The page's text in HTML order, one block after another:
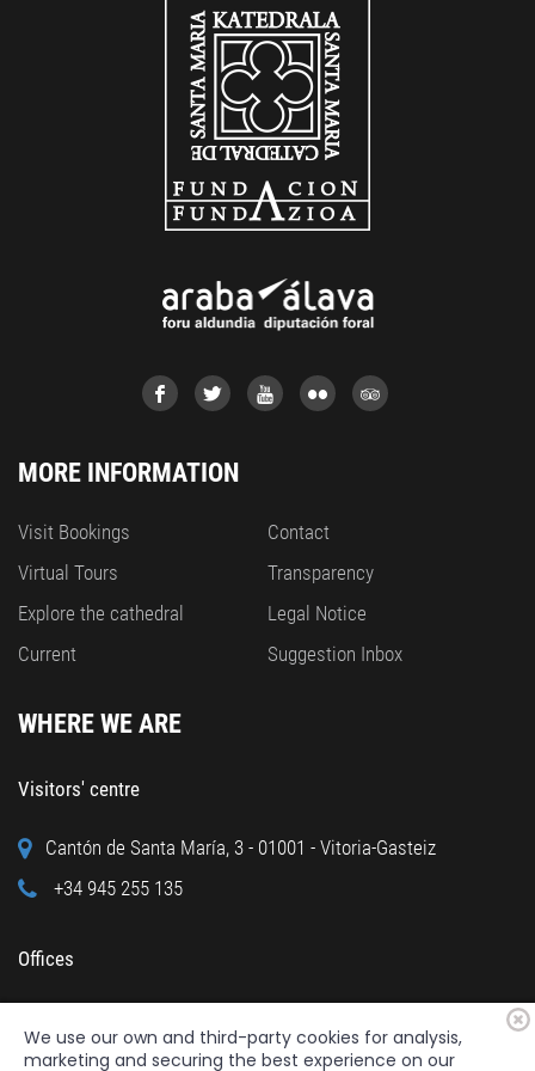
MORE INFORMATION
Visit Bookings
Virtual Tours
Explore the cathedral
Current
Contact
Transparency
Legal Notice
Suggestion Inbox
WHERE WE ARE
Visitors' centre
Cantón de Santa María, 3 - 01001 - Vitoria-Gasteiz
+34 945 255 135
Offices
+34 945 122 160
We use our own and third-party cookies for analysis,
marketing and securing the best experience on our